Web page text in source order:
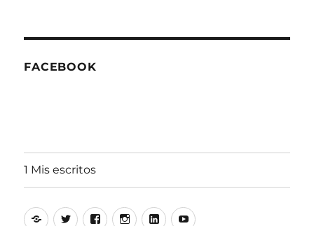
FACEBOOK
1 Mis escritos
AlfonsoTwitterFacebookInstagram
LinkedinYoutube